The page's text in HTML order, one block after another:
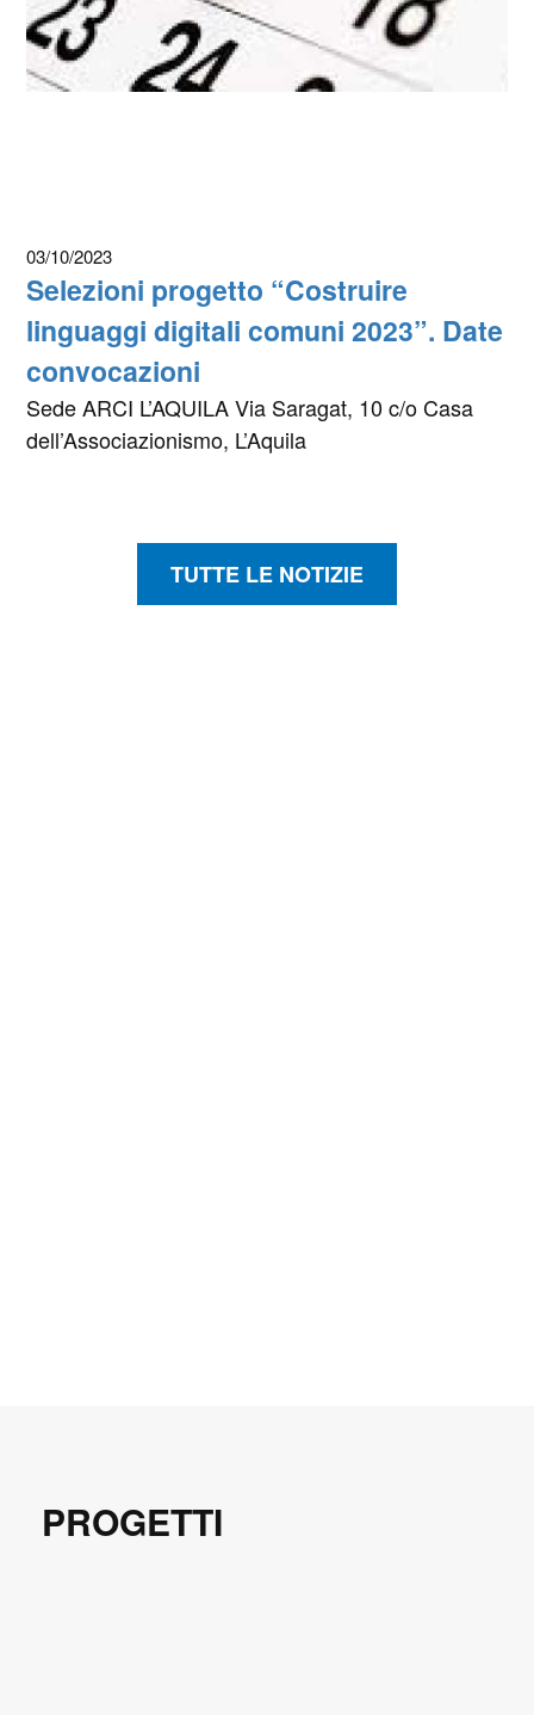
03/10/2023
Selezioni progetto “Costruire
linguaggi digitali comuni 2023”. Date
convocazioni
Sede ARCI L’AQUILA Via Saragat, 10 c/o Casa
dell’Associazionismo, L’Aquila
TUTTE LE NOTIZIE
PROGETTI